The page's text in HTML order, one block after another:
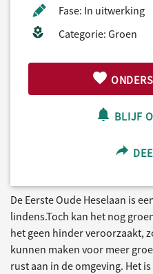
Fase: In uitwerking
Categorie: Groen
BLIJF
De Eerste Oude Heselaan is
lindens.Toch kan het nog
het geen hinder veroorzaakt,
kunnen maken voor meer
rust aan in de omgeving. Het